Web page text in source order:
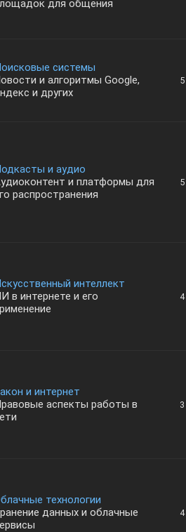
для общения
системы
и алгоритмы Google,
и других
5
и аудио
и платформы для
распространения
5
интеллект
в интернете и его
4
и интернет
аспекты работы в
3
технологии
данных и облачные
4